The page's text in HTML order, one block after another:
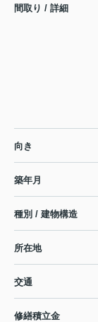
間取り / 詳細
向き
築年月
種別 / 建物構造
所在地
交通
修繕積立金